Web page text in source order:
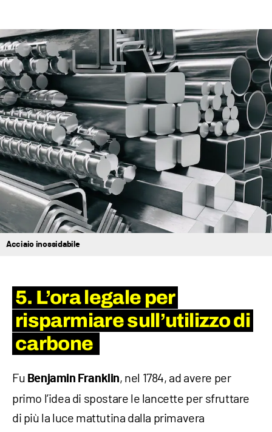
Acciaio inossidabile
5. L’ora legale per
risparmiare sull’utilizzo di
carbone
Fu Benjamin Franklin, nel 1784, ad avere per
primo l’idea di spostare le lancette per sfruttare
di più la luce mattutina dalla primavera